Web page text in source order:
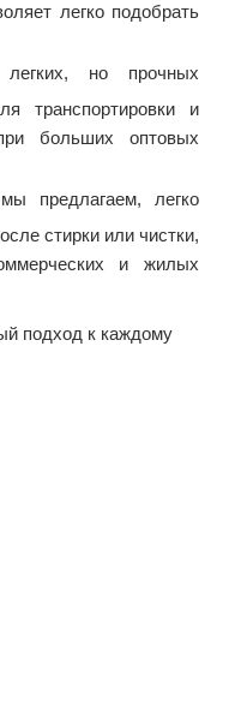
легко подобрать
легких, но прочных
транспортировки и
больших оптовых
предлагаем, легко
стирки или чистки,
и жилых
подход к каждому